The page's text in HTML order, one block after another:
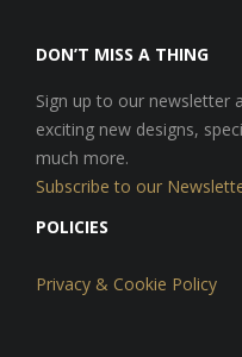
DON’T MISS A THING
Sign up to our newsletter
exciting new designs,
much more.
Subscribe to our
POLICIES
Privacy & Cookie Policy